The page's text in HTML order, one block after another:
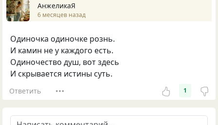
АнжеликаЯ
6 месяцев назад
Одиночка одиночке рознь.
И камин не у каждого есть.
Одиночество душ, вот здесь
И скрывается истины суть.
Ответить 1